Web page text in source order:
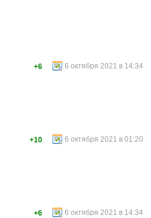
6 октября 2021 в 14:34
+6
6 октября 2021 в 01:20
+10
6 октября 2021 в 14:34
+6